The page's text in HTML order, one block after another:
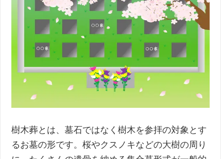
樹木葬とは、墓石ではなく樹木を参拝の対象とす
るお墓の形です。桜やクスノキなどの大樹の周り